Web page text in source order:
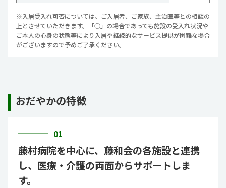
※入居受入れ可否については、ご入居者、ご家族、主治医等との相談の
上とさせていただきます。「○」の場合であっても施設の受入れ状況や
ご本人の心身の状態等により入居や継続的なサービス提供が困難な場合
がございますので予めご了承ください。
おだやかの特徴
01
藤村病院を中心に、藤和会の各施設と連携
し、医療・介護の両面からサポートしま
す。